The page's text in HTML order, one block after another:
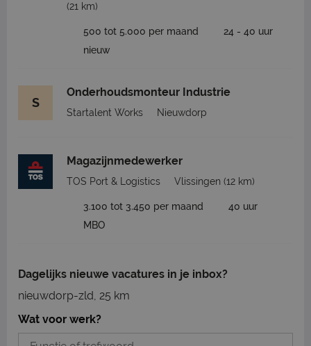
(21 km)
500 tot 5.000 per maand
24 - 40 uur
nieuw
S
Onderhoudsmonteur Industrie
Startalent Works Nieuwdorp
Magazijnmedewerker
TOS Port & Logistics Vlissingen (12 km)
3.100 tot 3.450 per maand
40 uur
MBO
Dagelijks nieuwe vacatures in je inbox?
nieuwdorp-zld, 25 km
Wat voor werk?